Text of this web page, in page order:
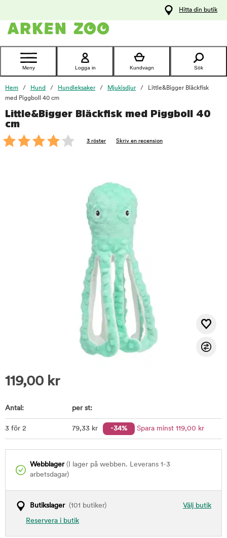
Kontakta
Hitta din butik
Meny Logga in Kundvagn Sök
Hem Hund Hundleksaker Mjukisdjur
Little&Bigger Bläckfisk
med Piggboll 40 cm
Little&Bigger Bläckfisk med Piggboll 40
cm
3 röster Skriv en recension
119,00 kr
Antal: per st:
3 för 2 79,33kr -34% Spara minst 119,00 kr
Webblager(I lager på webben. Leverans 1-3
arbetsdagar)
Välj butik
Butikslager(101 butiker)
Reservera i butik
foo